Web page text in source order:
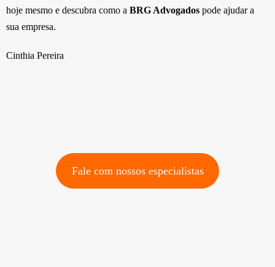
hoje mesmo e descubra como a BRG Advogados pode ajudar a
sua empresa.
Cinthia Pereira
Fale com nossos especialistas